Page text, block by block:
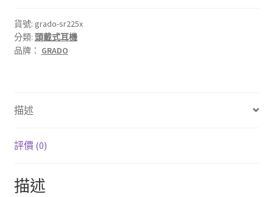
SR225x
耳
機
貨號: grado-sr225x
分類: 頭戴式耳機
品牌： GRADO
描述
評價 (0)
描述